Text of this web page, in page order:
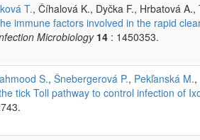
T., Číhalová K., Dyčka F., Hrbatová A.,
immune factors involved in the rapid
Microbiology 14 : 1450353.
S., Šnebergerová P., Pekľanská M.,
tick Toll pathway to control infection of